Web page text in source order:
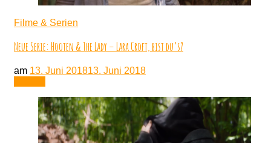
Filme & Serien
Neue Serie: Hooten & The Lady – Lara Croft, bist du’s?
am 13. Juni 201813. Juni 2018